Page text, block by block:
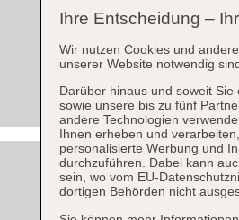
Ihre Entscheidung –
Wir nutzen Cookies und
unserer Website notwendig
Darüber hinaus und soweit Sie
sowie unsere bis zu fünf
andere Technologien
Ihnen erheben und
personalisierte Werbung und
durchzuführen. Dabei kann
sein, wo vom EU-
dortigen Behörden nicht